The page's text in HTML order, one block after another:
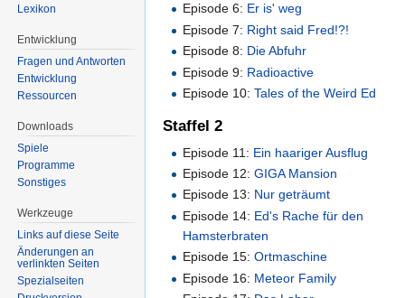
Episode 6: Er is' weg
Episode 7: Right said Fred!?!
Episode 8: Die Abfuhr
Episode 9: Radioactive
Episode 10:Tales of the Weird Ed
Staffel 2
Episode 11: Ein haariger Ausflug
Episode 12:GIGA Mansion
Episode 13: Nur geträumt
Episode 14: Ed's Rache für den
Hamsterbraten
Episode 15:Ortmaschine
Episode 16: Meteor Family
Lexikon
Entwicklung
Fragen und Antworten
Entwicklung
Ressourcen
Downloads
Spiele
Programme
Sonstiges
Werkzeuge
Links auf diese Seite
Änderungen an
verlinkten Seiten
Spezialseiten